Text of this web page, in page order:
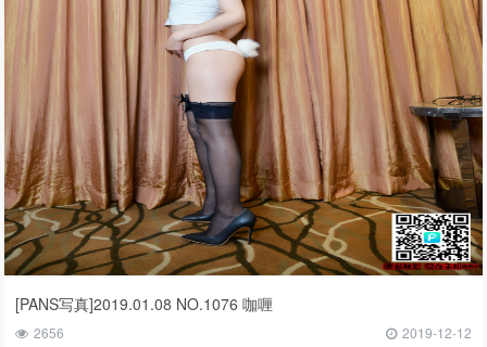
[PANS写真]2019.01.08 NO.1076 咖喱
2656 2019-12-12